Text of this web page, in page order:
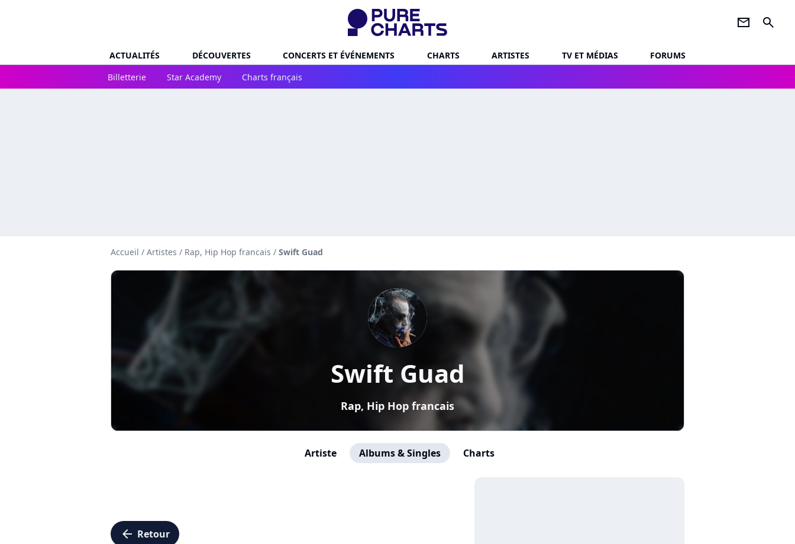
newsletter search
ACTUALITÉS DÉCOUVERTES CONCERTS ET ÉVÉNEMENTS CHARTS ARTISTES TV ET MÉDIAS
FORUMS
Billetterie
Star Academy Charts français
Accueil / Artistes / Rap, Hip Hop francais / Swift Guad
Swift Guad
Rap, Hip Hop francais
Artiste Albums & Singles Charts
arrow_left Retour